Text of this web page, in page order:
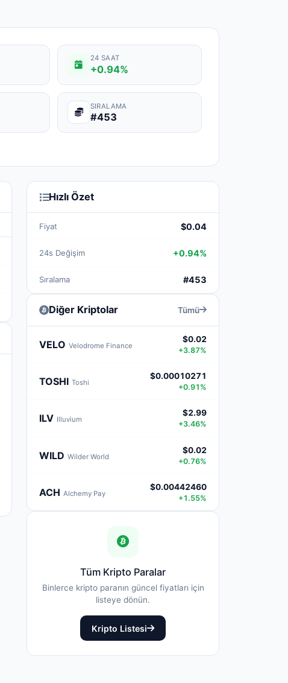
24 SAAT
+0.94%
SIRALAMA
#453
Hızlı Özet
Fiyat $0.04
24s Değişim +0.94%
Sıralama #453
Diğer Kriptolar Tümü
VELO Velodrome Finance
$0.02
+3.87%
TOSHI Toshi
$0.00010271
+0.91%
ILV Illuvium
$2.99
+3.46%
WILD Wilder World
$0.02
+0.76%
ACH Alchemy Pay
$0.00442460
+1.55%
Tüm Kripto Paralar
Binlerce kripto paranın güncel fiyatları için
listeye dönün.
Kripto Listesi